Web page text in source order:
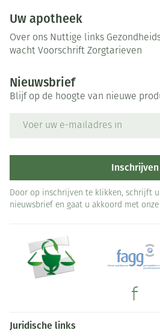
Uw apotheek
Over ons Nuttige links
wacht Voorschrift Zorgtarieven
Nieuwsbrief
Blijf op de hoogte van nieuwe
Inschrijven
Door op inschrijven te klikken, schrijft
nieuwsbrief en gaat u akkoord met onze
Juridische links